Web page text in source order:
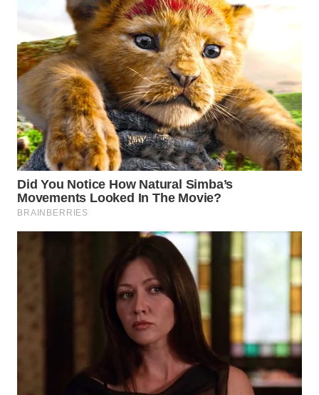
WN
SIMALUNGUN
WN
LABUHANBATU
WN
TAPANULI
TENGAH
WN DELI
SERDANG
TINGGI